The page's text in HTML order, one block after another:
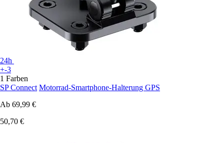
24h
+-3
1 Farben
SP Connect Motorrad-Smartphone-Halterung GPS
Ab 69,99 €
50,70 €